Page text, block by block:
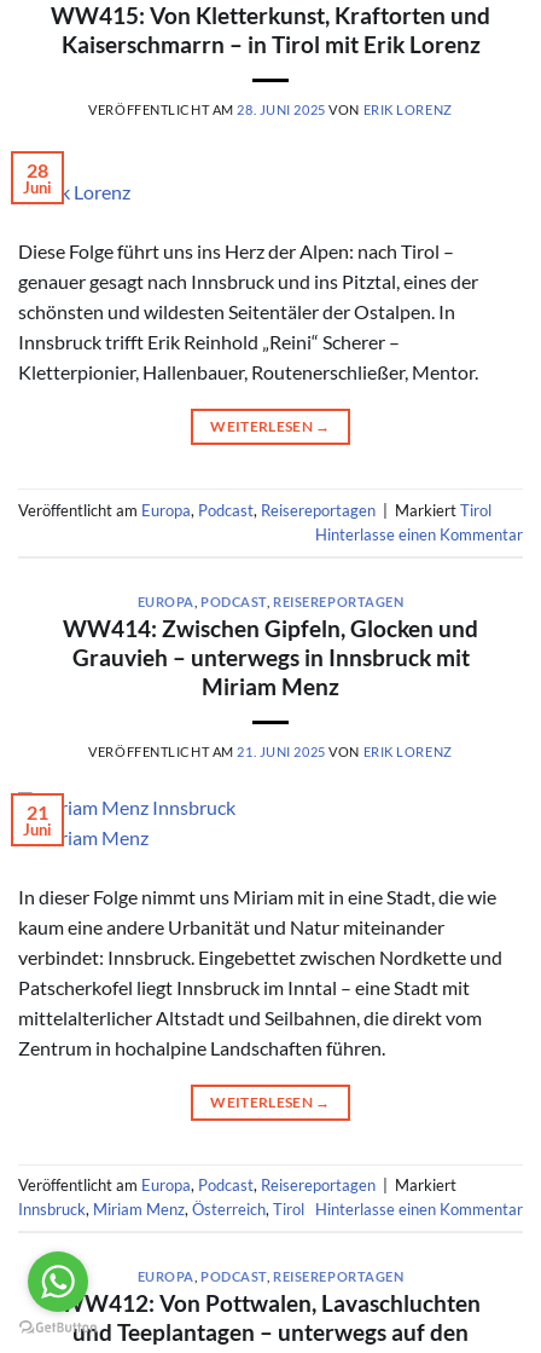
WW415: Von Kletterkunst, Kraftorten und
Kaiserschmarrn – in Tirol mit Erik Lorenz
VERÖFFENTLICHT AM 28. JUNI 2025 VON ERIK LORENZ
© Erik Lorenz
28
Juni
Diese Folge führt uns ins Herz der Alpen: nach Tirol –
genauer gesagt nach Innsbruck und ins Pitztal, eines der
schönsten und wildesten Seitentäler der Ostalpen. In
Innsbruck trifft Erik Reinhold „Reini“ Scherer –
Kletterpionier, Hallenbauer, Routenerschließer, Mentor.
WEITERLESEN →
Veröffentlicht am Europa, Podcast, Reisereportagen MarkiertTirol
Hinterlasse einen Kommentar
EUROPA PODCAST, REISEREPORTAGEN
WW414: Zwischen Gipfeln, Glocken und
Grauvieh – unterwegs in Innsbruck mit
Miriam Menz
VERÖFFENTLICHT AM 21. JUNI 2025 VON ERIK LORENZ
© Miriam Menz
21
Juni
In dieser Folge nimmt uns Miriam mit in eine Stadt, die wie
kaum eine andere Urbanität und Natur miteinander
verbindet: Innsbruck. Eingebettet zwischen Nordkette und
Patscherkofel liegt Innsbruck im Inntal – eine Stadt mit
mittelalterlicher Altstadt und Seilbahnen, die direkt vom
Zentrum in hochalpine Landschaften führen.
WEITERLESEN →
Veröffentlicht am Europa, Podcast, Reisereportagen
Markiert
Innsbruck, Miriam Menz, Österreich, Tirol Hinterlasse einen Kommentar
EUROPA PODCAST, REISEREPORTAGEN
WW412: Von Pottwalen, Lavaschluchten
und Teeplantagen – unterwegs auf den